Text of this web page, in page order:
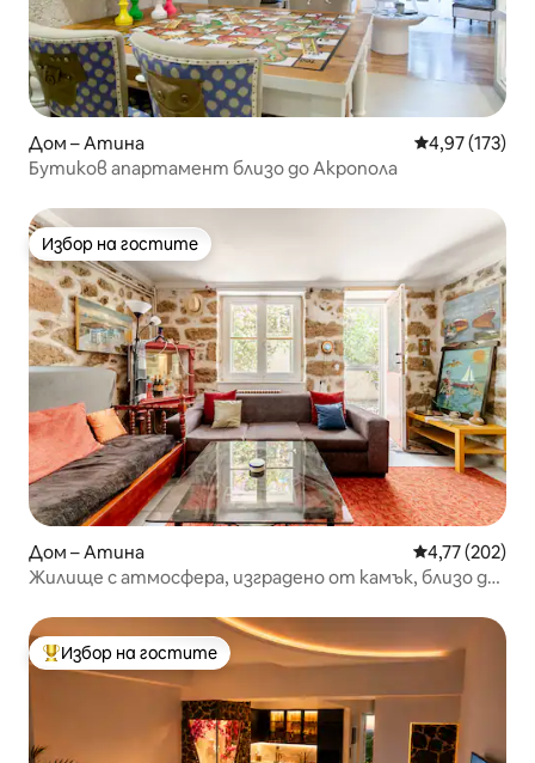
Дом – Атина Средна
4,97 (173)
Бутиков апартамент близо до Акропола
Избор на гостите
Избор на гостите
Дом – Атина Средна
4,77 (202)
Жилище с атмосфера, изградено от камък, близо до
Най-популярен избор на гостите
Избор на гостите